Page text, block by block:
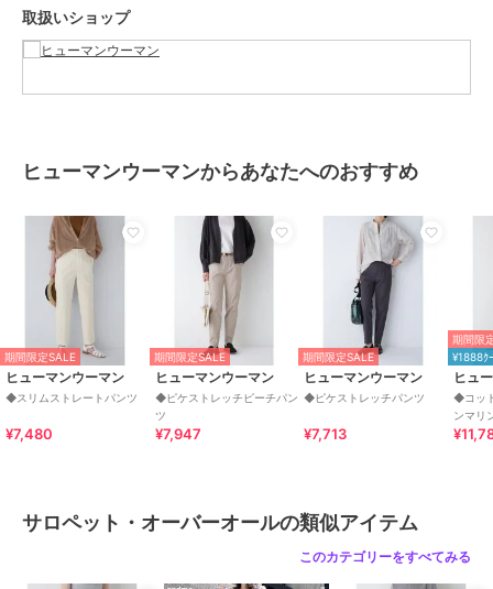
カラー
サイズ
商品のお取り扱い方法
お手入れ
手洗い 漂白× アイロン110℃ ドラ
イ弱い タンブル乾燥× 吊り干し ウ
ェット非常に弱い
特徴
オールインワン・サロペット
綿・コットン素材
テー
/ ミッドライズ
サロペット・オーバーオール
綿・コットン素材 /無地/テー
パード
取扱いショップ
ヒューマンウーマンからあなたへのおすすめ
期間限定SALE
ヒューマンウーマン
◆スリムストレートパンツ
¥7,480
期間限定SALE
ヒューマンウーマン
◆ピケストレッチピーチパン
ツ
¥7,947
期間限定SALE
ヒューマンウーマン
◆ピケストレッチパンツ
¥7,713
期間限
¥1888ｸ
ヒュ
◆コッ
ンマリ
サロペット・オーバーオールの類似アイテム
このカテゴリーをすべてみる